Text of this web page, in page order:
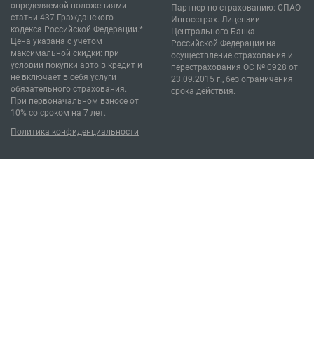
определяемой положениями
статьи 437 Гражданского
кодекса Российской Федерации.*
Цена указана с учетом
максимальной скидки: при
условии покупки авто в кредит и
не включает в себя услуги
обязательного страхования.
При первоначальном взносе от
10% со сроком на 7 лет.
Политика конфиденциальности
Партнер по страхованию: СПАО
Ингосстрах. Лицензии
Центрального Банка
Российской Федерации на
осуществление страхования и
перестрахования ОС № 0928 от
23.09.2015 г., без ограничения
срока действия.